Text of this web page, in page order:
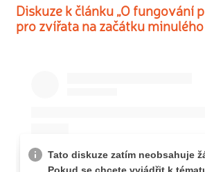
Diskuze k článku „O fungování
pro zvířata na začátku